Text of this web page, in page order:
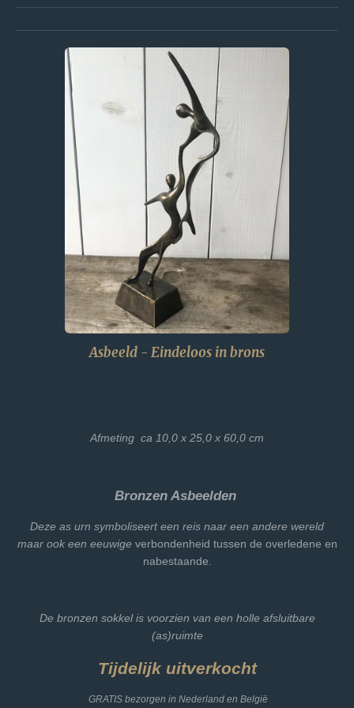
Asbeeld - Eindeloos in brons
Afmeting ca 10,0 x 25,0 x 60,0 cm
Bronzen Asbeelden
Deze as urn symboliseert een reis naar een andere wereld
maar ook een eeuwige verbondenheid tussen de overledene en
nabestaande.
De bronzen sokkel is voorzien van een holle afsluitbare
(as)ruimte
Tijdelijk uitverkocht
GRATIS bezorgen in Nederland en België